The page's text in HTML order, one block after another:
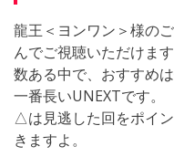
龍王＜ヨンワン＞様の
んでご視聴いただけます
数ある中で、おすすめ
一番長いUNEXTです。
△は見逃した回をポイ
きますよ。